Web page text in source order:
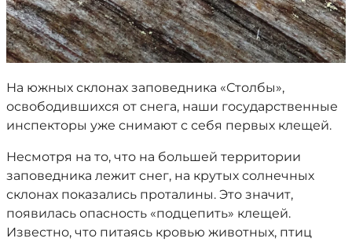
На южных склонах заповедника «Столбы»,
освободившихся от снега, наши государственные
инспекторы уже снимают с себя первых клещей.
Несмотря на то, что на большей территории
заповедника лежит снег, на крутых солнечных
склонах показались проталины. Это значит,
появилась опасность «подцепить» клещей.
Известно, что питаясь кровью животных, птиц